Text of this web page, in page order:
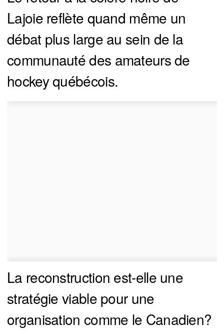
Lajoie reflète quand même un
débat plus large au sein de la
communauté des amateurs de
hockey québécois.
La reconstruction est-elle une
stratégie viable pour une
organisation comme le Canadien?